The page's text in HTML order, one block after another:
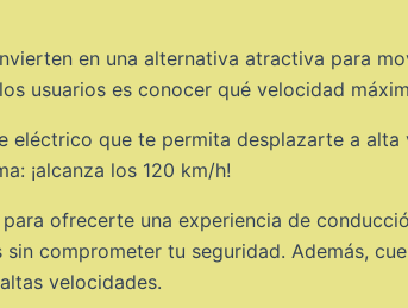
en una alternativa atractiva para
usuarios es conocer qué velocidad
que te permita desplazarte a
¡alcanza los 120 km/h!
ofrecerte una experiencia de
comprometer tu seguridad. Además,
velocidades.